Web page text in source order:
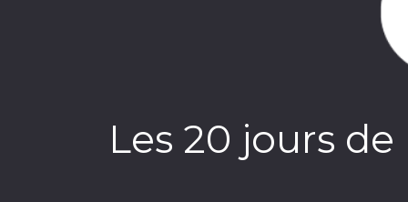
Les 20 jours